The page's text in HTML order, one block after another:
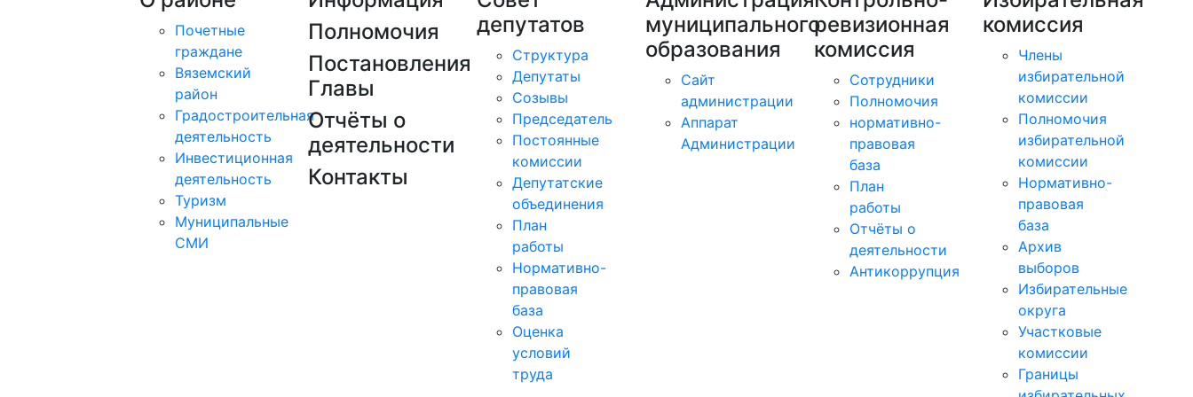
Почетные
граждане
Вяземский
район
Градостроительная
деятельность
Инвестиционная
деятельность
Туризм
Муниципальные
СМИ
Полномочия
Постановления
Главы
Отчёты о
деятельности
Контакты
депутатов
Структура
Депутаты
Созывы
Председатель
Постоянные
комиссии
Депутатские
объединения
План
работы
Нормативно-
правовая
база
Оценка
условий
труда
муниципального
образования
Сайт
администрации
Аппарат
Администрации
ревизионная
комиссия
Сотрудники
Полномочия
нормативно-
правовая
база
План
работы
Отчёты о
деятельности
Антикоррупция
комиссия
Члены
избирательной
комиссии
Полномочия
избирательной
комиссии
Нормативно-
правовая
база
Архив
выборов
Избирательные
округа
Участковые
комиссии
Границы